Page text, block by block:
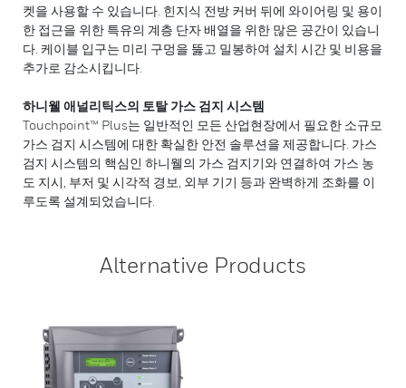
켓을 사용할 수 있습니다. 힌지식 전방 커버 뒤에 와이어링 및 용이
한 접근을 위한 특유의 계층 단자 배열을 위한 많은 공간이 있습니
다. 케이블 입구는 미리 구멍을 뚫고 밀봉하여 설치 시간 및 비용을
추가로 감소시킵니다.
하니웰 애널리틱스의 토탈 가스 검지 시스템
Touchpoint™ Plus는 일반적인 모든 산업현장에서 필요한 소규모
가스 검지 시스템에 대한 확실한 안전 솔루션을 제공합니다. 가스
검지 시스템의 핵심인 하니웰의 가스 검지기와 연결하여 가스 농
도 지시, 부저 및 시각적 경보, 외부 기기 등과 완벽하게 조화를 이
루도록 설계되었습니다.
Alternative Products